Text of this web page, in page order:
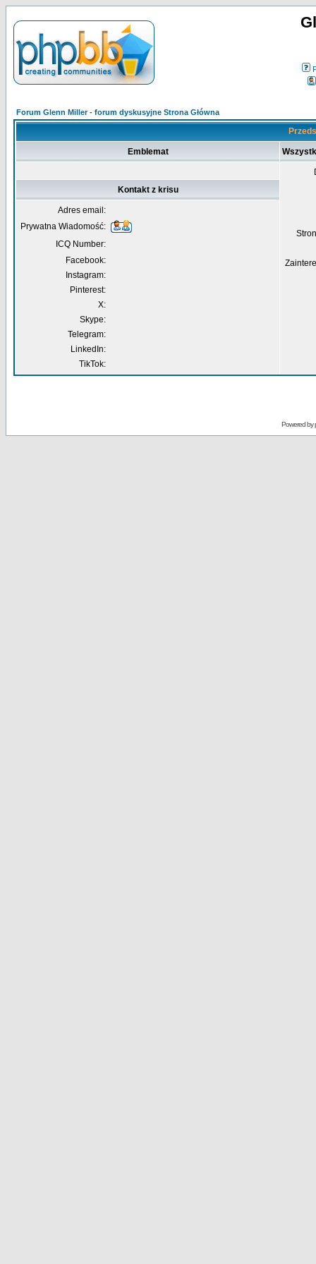
Forum Glenn Miller - forum dyskusyjne Strona Główna
Emblemat
Kontakt z krisu
Adres email:
Prywatna Wiadomość:
ICQ Number:
Facebook:
Instagram:
Pinterest:
X:
Skype:
Telegram:
LinkedIn:
TikTok:
Powered by